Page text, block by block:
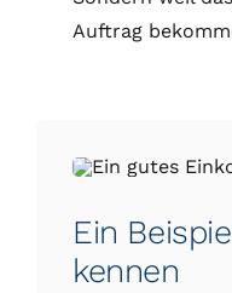
Auftrag
Ein
kennen